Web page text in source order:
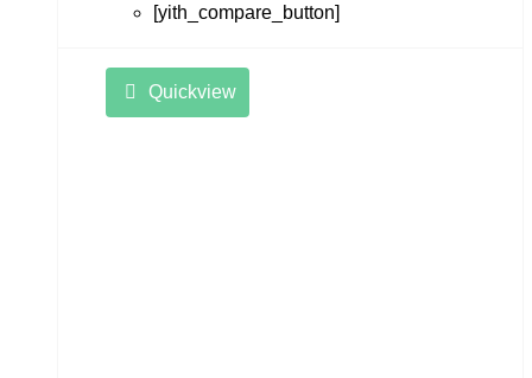
[yith_compare_button]
Quickview